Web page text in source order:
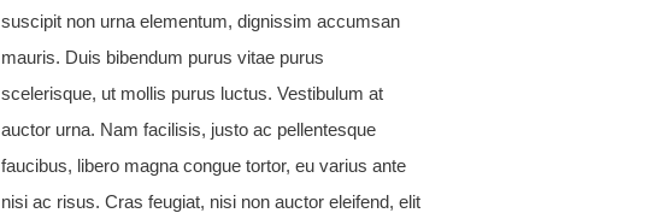
suscipit non urna elementum, dignissim accumsan
mauris. Duis bibendum purus vitae purus
scelerisque, ut mollis purus luctus. Vestibulum at
auctor urna. Nam facilisis, justo ac pellentesque
faucibus, libero magna congue tortor, eu varius ante
nisi ac risus. Cras feugiat, nisi non auctor eleifend, elit